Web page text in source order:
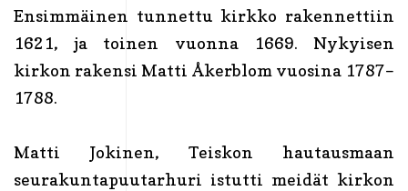
Ensimmäinen tunnettu kirkko rakennettiin
1621, ja toinen vuonna 1669. Nykyisen
kirkon rakensi Matti Åkerblom vuosina 1787–
1788.
Matti Jokinen, Teiskon hautausmaan
seurakuntapuutarhuri istutti meidät kirkon